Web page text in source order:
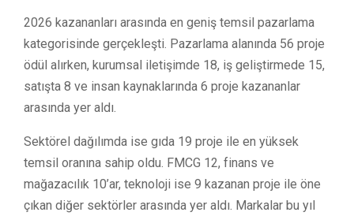
2026 kazananları arasında en geniş temsil pazarlama
kategorisinde gerçekleşti. Pazarlama alanında 56 proje
ödül alırken, kurumsal iletişimde 18, iş geliştirmede 15,
satışta 8 ve insan kaynaklarında 6 proje kazananlar
arasında yer aldı.
Sektörel dağılımda ise gıda 19 proje ile en yüksek
temsil oranına sahip oldu. FMCG 12, finans ve
mağazacılık 10’ar, teknoloji ise 9 kazanan proje ile öne
çıkan diğer sektörler arasında yer aldı. Markalar bu yıl